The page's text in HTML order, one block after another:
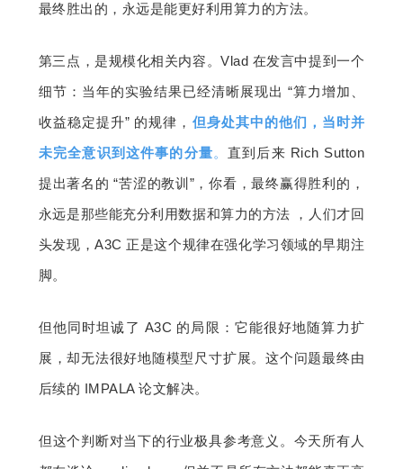
最终胜出的，永远是能更好利用算力的方法。
第三点，是规模化相关内容。Vlad 在发言中提到一个
细节：当年的实验结果已经清晰展现出 “算力增加、
收益稳定提升” 的规律， 但身处其中的他们，当时并
未完全意识到这件事的分量。直到后来 Rich Sutton
提出著名的 “苦涩的教训”，你看，最终赢得胜利的，
永远是那些能充分利用数据和算力的方法 ，人们才回
头发现，A3C 正是这个规律在强化学习领域的早期注
脚。
但他同时坦诚了 A3C 的局限：它能很好地随算力扩
展，却无法很好地随模型尺寸扩展。这个问题最终由
后续的 IMPALA 论文解决。
但这个判断对当下的行业极具参考意义。今天所有人